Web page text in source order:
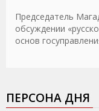
Председатель
обсуждении
основ
ПЕРСОНА ДНЯ